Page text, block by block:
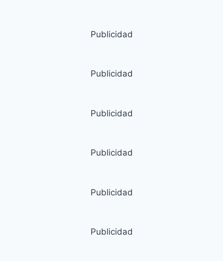
Publicidad
Publicidad
Publicidad
Publicidad
Publicidad
Publicidad